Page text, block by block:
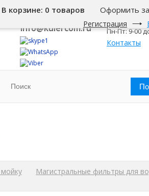
Регистрация
В корзине: 0 товаров Оформить
8 800 500-345-1
info@kulercom.ru Пн-Пт: 9-00
Контакты
Магистральные фильтры для